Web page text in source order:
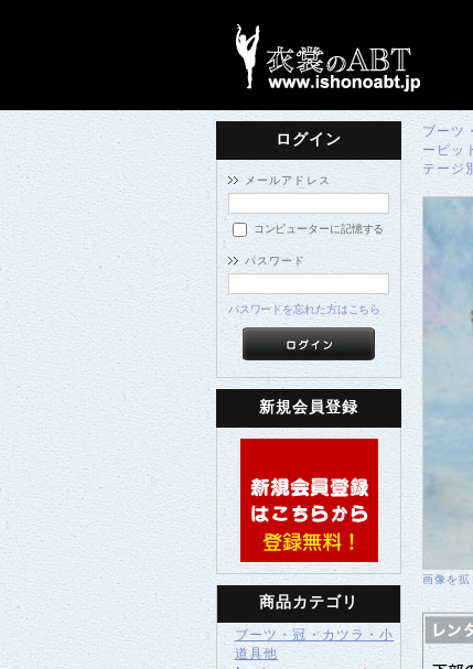
ログイン
メールアドレス
コンピューターに記憶する
パスワード
パスワードを忘れた方はこちら
新規会員登録
商品カテゴリ
ブーツ・冠・カツラ・小
道具他
ブーツ
ーピッ
テージ
画像を